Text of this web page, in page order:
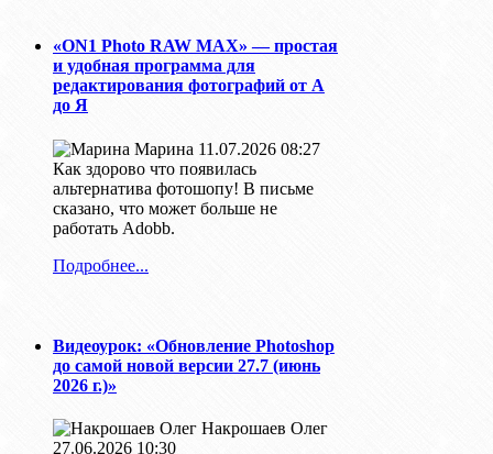
«ON1 Photo RAW MAX» — простая
и удобная программа для
редактирования фотографий от А
до Я
Марина 11.07.2026 08:27
Как здорово что появилась
альтернатива фотошопу! В письме
сказано, что может больше не
работать Adobb.
Подробнее...
Видеоурок: «Обновление Photoshop
до самой новой версии 27.7 (июнь
2026 г.)»
Накрошаев Олег
27.06.2026 10:30